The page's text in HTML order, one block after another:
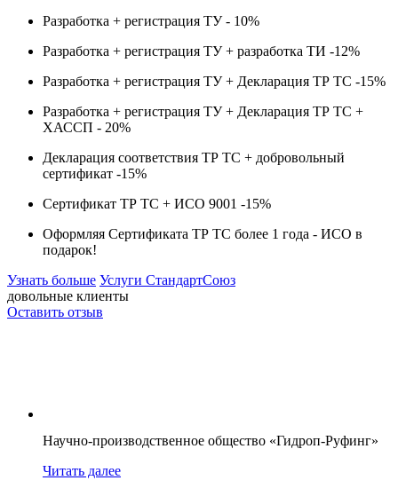
Разработка + регистрация ТУ - 10%
Разработка + регистрация ТУ + разработка ТИ -12%
Разработка + регистрация ТУ + Декларация ТР ТС -15%
Разработка + регистрация ТУ + Декларация ТР ТС +
ХАССП - 20%
Декларация соответствия ТР ТС + добровольный
сертификат -15%
Сертификат ТР ТС + ИСО 9001 -15%
Оформляя Сертификата ТР ТС более 1 года - ИСО в
подарок!
Узнать больше Услуги СтандартСоюз
довольные клиенты
Оставить отзыв
Научно-производственное общество «Гидроп-Руфинг»
Читать далее